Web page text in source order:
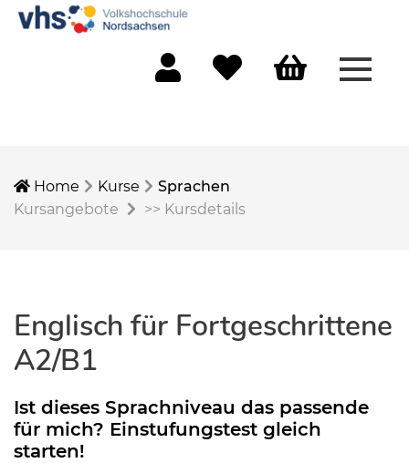
Home Kurse
Sprachen
Kursangebote
>> Kursdetails
Englisch für Fortgeschrittene
A2/B1
Ist dieses Sprachniveau das passende
für mich? Einstufungstest gleich
starten!